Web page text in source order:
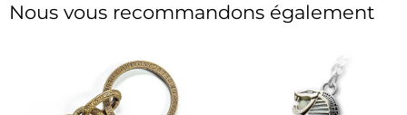
Nous vous recommandons également